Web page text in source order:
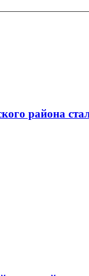
района